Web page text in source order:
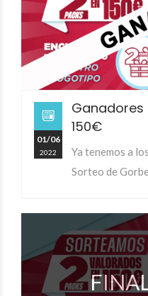
150€
Ya tenemos a
Sorteo de
01/06
2022